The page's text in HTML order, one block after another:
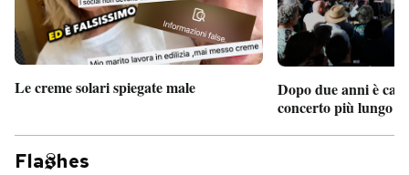
Le creme solari spiegate male
Dopo due anni è
concerto più lungo
Fla hes